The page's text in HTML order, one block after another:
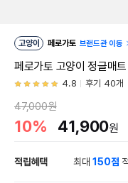
고양이 페로가토 브랜드관 이동
페로가토 고양이 정글매트
4.8 후기 40개
47,000원
10% 41,900원
적립혜택 최대150점